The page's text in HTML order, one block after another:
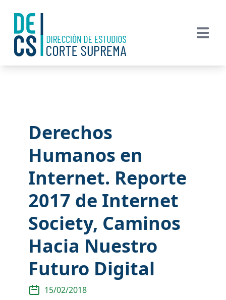
Derechos
Humanos en
Internet. Reporte
2017 de Internet
Society, Caminos
Hacia Nuestro
Futuro Digital
15/02/2018